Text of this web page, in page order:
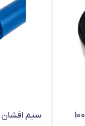
سیم مفتول 1 در 4 قدس کلاف 100